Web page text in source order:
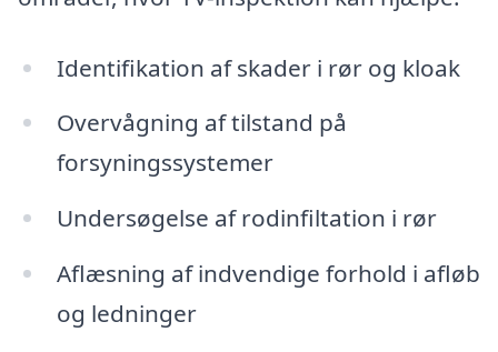
Identifikation af skader i rør og kloak
Overvågning af tilstand på
forsyningssystemer
Undersøgelse af rodinfiltation i rør
Aflæsning af indvendige forhold i afløb
og ledninger